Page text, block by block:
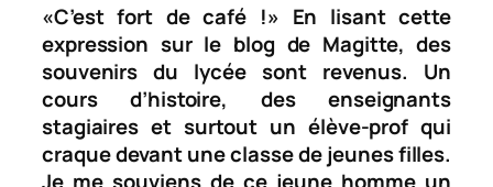
«C’est fort de café !» En lisant cette
expression sur le blog de Magitte, des
souvenirsdu lycée sont revenus. Un
cours d’histoire, des enseignants
stagiaires et surtout un élève-prof qui
craquedevantune classe de jeunes filles.